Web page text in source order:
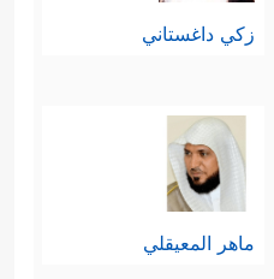
زكي داغستاني
ماهر المعيقلي